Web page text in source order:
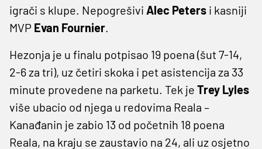
igrači s klupe. Nepogrešivi Alec Peters i kasniji
MVP Evan Fournier.
Hezonja je u finalu potpisao 19 poena (šut 7-14,
2-6 za tri), uz četiri skoka i pet asistencija za 33
minute provedene na parketu. Tek je Trey Lyles
više ubacio od njega u redovima Reala –
Kanađanin je zabio 13 od početnih 18 poena
Reala, na kraju se zaustavio na 24, ali uz osjetno